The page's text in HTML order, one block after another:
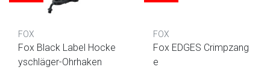
FOX
Fox Black Label Hocke
yschläger-Ohrhaken
FOX
Fox EDGES Crimpzang
e